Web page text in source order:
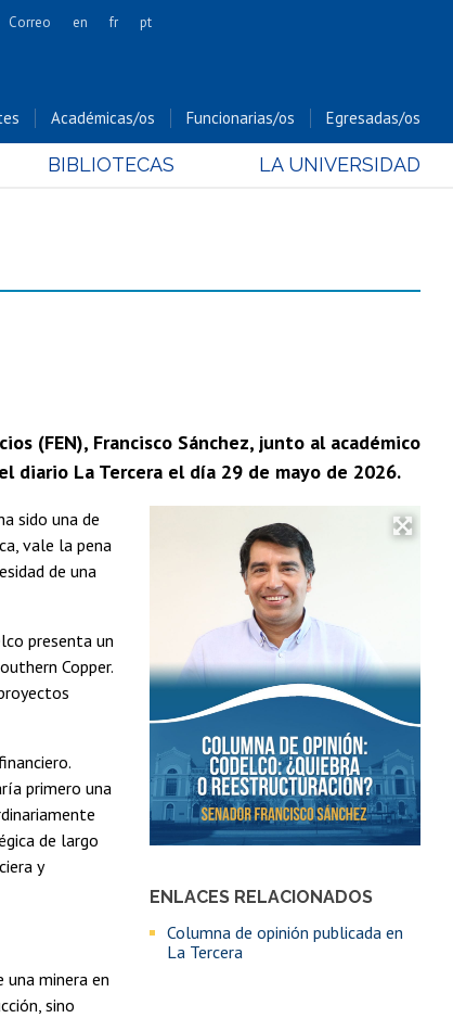
Cs. Forestales y Conservación
Cs. Sociales
Correo en fr pt
Académicas/os Funcionarias/os Egresadas/os
BIBLIOTECAS LA UNIVERSIDAD
(FEN), Francisco Sánchez, junto al académico
diario La Tercera el día 29 de mayo de 2026.
ENLACES RELACIONADOS
Columna de opinión publicada en
La Tercera
sido una de
vale la pena
de una
presenta un
Copper.
primero una
de largo
y
una minera en
sino